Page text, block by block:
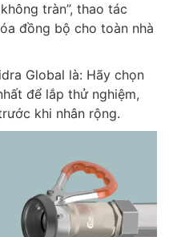
tràn”, thao tác
đồng bộ cho toàn nhà
Global là: Hãy chọn
để lắp thử nghiệm,
khi nhân rộng.